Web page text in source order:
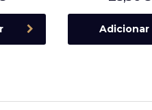
Adicionar